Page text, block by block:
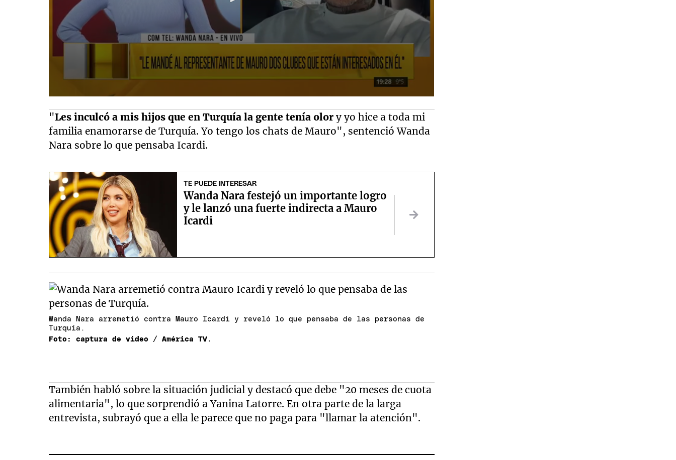
"Les inculcó a mis hijos que en Turquía la gente tenía olor y yo hice a toda mi
familia enamorarse de Turquía. Yo tengo los chats de Mauro", sentenció Wanda
Nara sobre lo que pensaba Icardi.
TE PUEDE INTERESAR
Wanda Nara festejó un importante logro
y le lanzó una fuerte indirecta a Mauro
Icardi
Wanda Nara arremetió contra Mauro Icardi y reveló lo que pensaba de las personas de
Turquía.
Foto: captura de video / América TV.
También habló sobre la situación judicial y destacó que debe "20 meses de cuota
alimentaria", lo que sorprendió a Yanina Latorre. En otra parte de la larga
entrevista, subrayó que a ella le parece que no paga para "llamar la atención".